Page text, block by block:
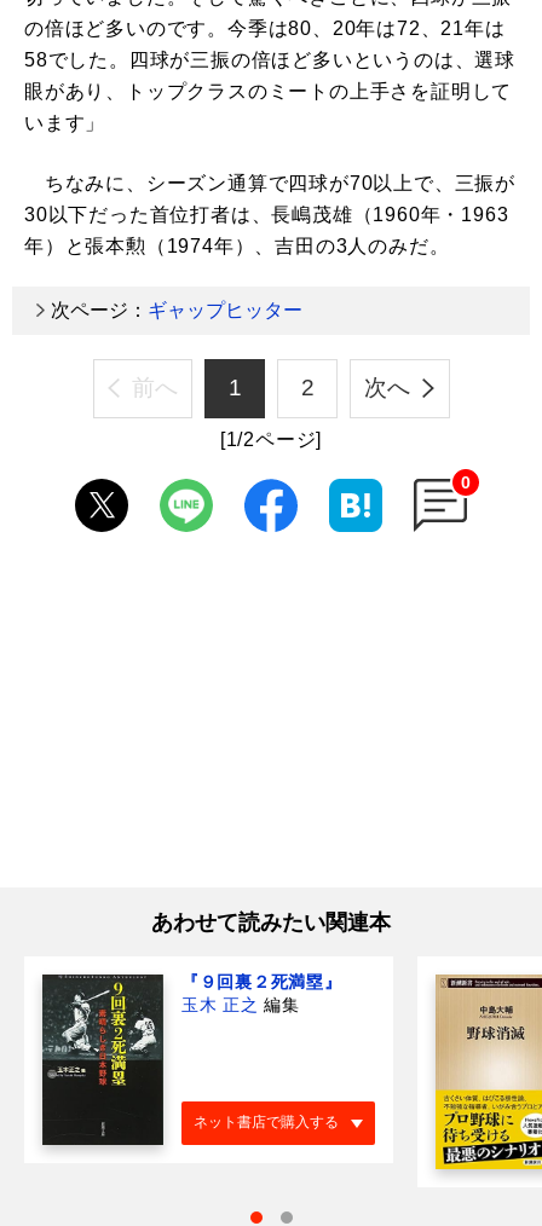
の倍ほど多いのです。今季は80、20年は72、21年は
58でした。四球が三振の倍ほど多いというのは、選球
眼があり、トップクラスのミートの上手さを証明して
います」
ちなみに、シーズン通算で四球が70以上で、三振が
30以下だった首位打者は、長嶋茂雄（1960年・1963
年）と張本勲（1974年）、吉田の3人のみだ。
次ページ： ギャップヒッター
前へ 1 2 次へ
[1/2ページ]
0
あわせて読みたい関連本
『９回裏２死満塁』
玉木 正之 編集
ネット書店で購入する